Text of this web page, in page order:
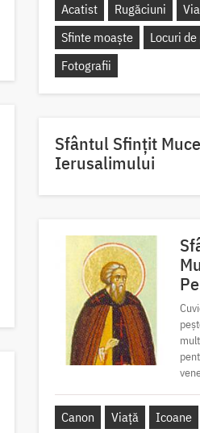
Acatist Rugăciuni
Sfinte moaște
Locuri
Fotografii
Sfântul Sfinţit
Ierusalimului
Canon Viață Icoane